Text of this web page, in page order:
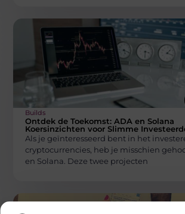
Builds
Ontdek de Toekomst: ADA en Solana
Koersinzichten voor Slimme
Als je geïnteresseerd bent in het
cryptocurrencies, heb je misschien
en Solana. Deze twee projecten